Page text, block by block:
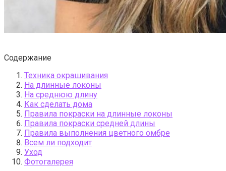
Содержание
Техника окрашивания
На длинные локоны
На среднюю длину
Как сделать дома
Правила покраски на длинные локоны
Правила покраски средней длины
Правила выполнения цветного омбре
Всем ли подходит
Уход
Фотогалерея